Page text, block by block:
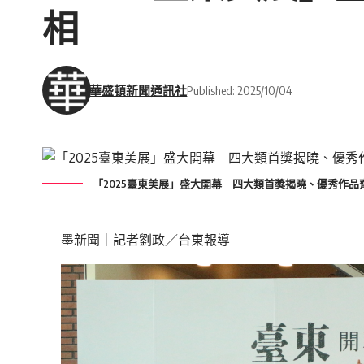
相
華盛頓新聞通訊社Published: 2025/10/04
「2025臺東美展」盛大開幕 四大類首獎揭曉、優秀作品
墨新聞 ｜記者劉政／台東報導